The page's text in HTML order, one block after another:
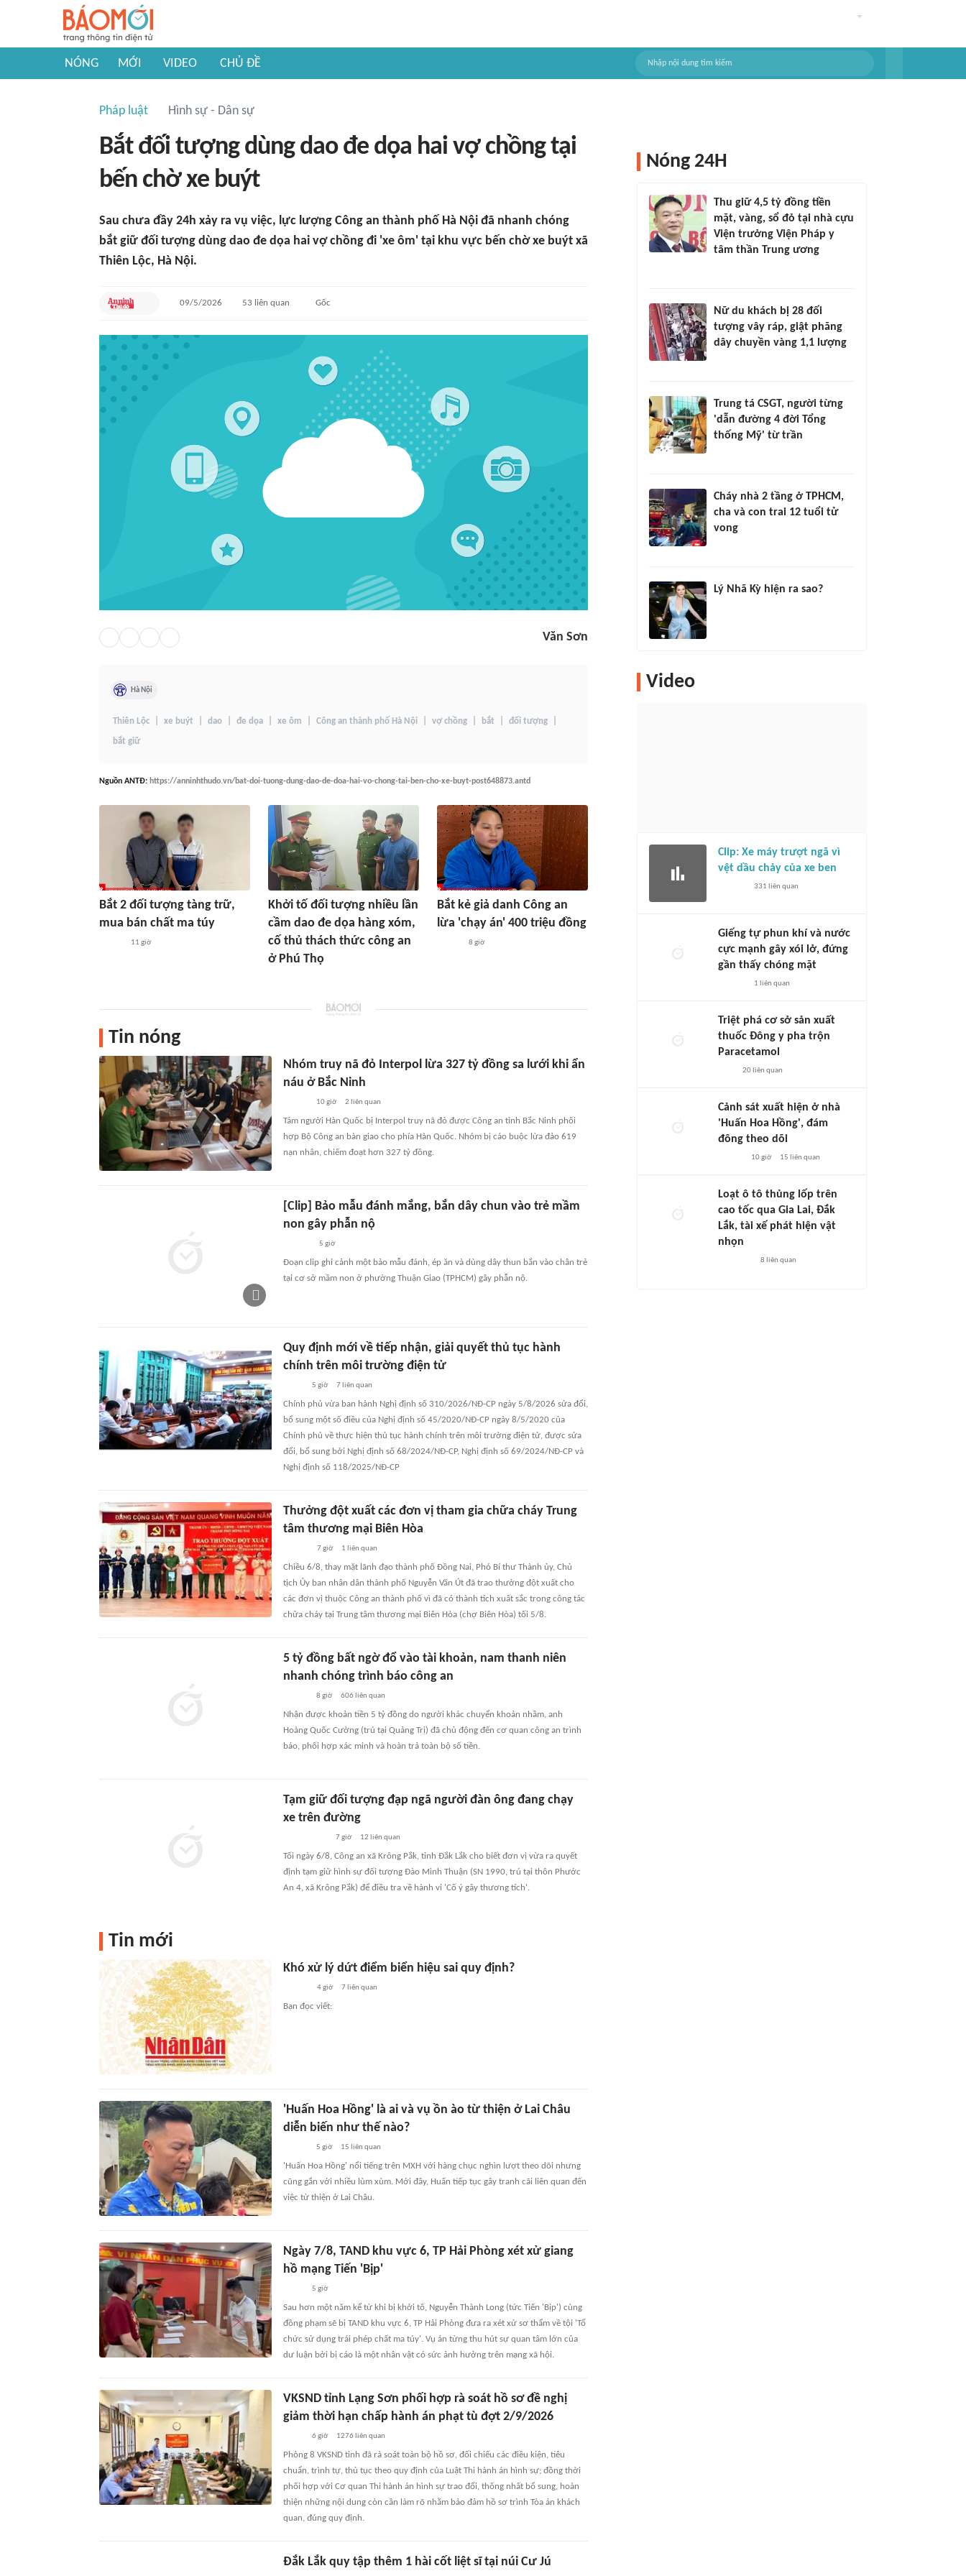
NÓNG MỚI VIDEO CHỦ ĐỀ
Pháp luật Hình sự - Dân sự
Bắt đối tượng dùng dao đe dọa hai vợ chồng tại
bến chờ xe buýt
Sau chưa đầy 24h xảy ra vụ việc, lực lượng Công an thành phố Hà Nội đã nhanh chóng
bắt giữ đối tượng dùng dao đe dọa hai vợ chồng đi 'xe ôm' tại khu vực bến chờ xe buýt xã
Thiên Lộc, Hà Nội.
09/5/2026 53 liên quan Gốc
Văn Sơn
Hà Nội
Thiên Lộc xe buýt dao đe dọa xe ôm Công an thành phố Hà Nội vợ chồng bắt đối tượng
bắt giữ
Nguồn ANTĐ: https://anninhthudo.vn/bat-doi-tuong-dung-dao-de-doa-hai-vo-chong-tai-ben-cho-xe-buyt-post648873.antd
Bắt 2 đối tượng tàng trữ,
mua bán chất ma túy
11 giờ
Khởi tố đối tượng nhiều lần
cầm dao đe dọa hàng xóm,
cố thủ thách thức công an
ở Phú Thọ
Bắt kẻ giả danh Công an
lừa 'chạy án' 400 triệu đồng
8 giờ
Tin nóng
Nhóm truy nã đỏ Interpol lừa 327 tỷ đồng sa lưới khi ẩn
náu ở Bắc Ninh
10 giờ 2 liên quan
Tám người Hàn Quốc bị Interpol truy nã đỏ được Công an tỉnh Bắc Ninh phối
hợp Bộ Công an bàn giao cho phía Hàn Quốc. Nhóm bị cáo buộc lừa đảo 619
nạn nhân, chiếm đoạt hơn 327 tỷ đồng.
[Clip] Bảo mẫu đánh mắng, bắn dây chun vào trẻ mầm
non gây phẫn nộ
5 giờ
Đoạn clip ghi cảnh một bảo mẫu đánh, ép ăn và dùng dây thun bắn vào chân trẻ
tại cơ sở mầm non ở phường Thuận Giao (TPHCM) gây phẫn nộ.
Quy định mới về tiếp nhận, giải quyết thủ tục hành
chính trên môi trường điện tử
5 giờ 7liên quan
Chính phủ vừa ban hành Nghị định số 310/2026/NĐ-CP ngày 5/8/2026 sửa đổi,
bổ sung một số điều của Nghị định số 45/2020/NĐ-CP ngày 8/5/2020 của
Chính phủ về thực hiện thủ tục hành chính trên môi trường điện tử, được sửa
đổi, bổ sung bởi Nghị định số 68/2024/NĐ-CP, Nghị định số 69/2024/NĐ-CP và
Nghị định số 118/2025/NĐ-CP
Thưởng đột xuất các đơn vị tham gia chữa cháy Trung
tâm thương mại Biên Hòa
7 giờ 1 liên quan
Chiều 6/8, thay mặt lãnh đạo thành phố Đồng Nai, Phó Bí thư Thành ủy, Chủ
tịch Ủy ban nhân dân thành phố Nguyễn Văn Út đã trao thưởng đột xuất cho
các đơn vị thuộc Công an thành phố vì đã có thành tích xuất sắc trong công tác
chữa cháy tại Trung tâm thương mại Biên Hòa (chợ Biên Hòa) tối 5/8.
5 tỷ đồng bất ngờ đổ vào tài khoản, nam thanh niên
nhanh chóng trình báo công an
8 giờ 606 liên quan
Nhận được khoản tiền 5 tỷ đồng do người khác chuyển khoản nhầm, anh
Hoàng Quốc Cường (trú tại Quảng Trị) đã chủ động đến cơ quan công an trình
báo, phối hợp xác minh và hoàn trả toàn bộ số tiền.
Tạm giữ đối tượng đạp ngã người đàn ông đang chạy
xe trên đường
7 giờ 12 liên quan
Tối ngày 6/8, Công an xã Krông Pắk, tỉnh Đắk Lắk cho biết đơn vị vừa ra quyết
định tạm giữ hình sự đối tượng Đào Minh Thuận (SN 1990, trú tại thôn Phước
An 4, xã Krông Pắk) để điều tra về hành vi 'Cố ý gây thương tích'.
Tin mới
Khó xử lý dứt điểm biển hiệu sai quy định?
4 giờ 7 liên quan
Bạn đọc viết:
'Huấn Hoa Hồng' là ai và vụ ồn ào từ thiện ở Lai Châu
diễn biến như thế nào?
5 giờ 15 liên quan
'Huấn Hoa Hồng' nổi tiếng trên MXH với hàng chục nghìn lượt theo dõi nhưng
cũng gắn với nhiều lùm xùm. Mới đây, Huấn tiếp tục gây tranh cãi liên quan đến
việc từ thiện ở Lai Châu.
Ngày 7/8, TAND khu vực 6, TP Hải Phòng xét xử giang
hồ mạng Tiến 'Bịp'
5 giờ
Sau hơn một năm kể từ khi bị khởi tố, Nguyễn Thành Long (tức Tiến 'Bịp') cùng
đồng phạm sẽ bị TAND khu vực 6, TP Hải Phòng đưa ra xét xử sơ thẩm về tội 'Tổ
chức sử dụng trái phép chất ma túy'. Vụ án từng thu hút sự quan tâm lớn của
dư luận bởi bị cáo là một nhân vật có sức ảnh hưởng trên mạng xã hội.
VKSND tỉnh Lạng Sơn phối hợp rà soát hồ sơ đề nghị
giảm thời hạn chấp hành án phạt tù đợt 2/9/2026
6 giờ 1276 liên quan
Phòng 8 VKSND tỉnh đã rà soát toàn bộ hồ sơ, đối chiếu các điều kiện, tiêu
chuẩn, trình tự, thủ tục theo quy định của Luật Thi hành án hình sự; đồng thời
phối hợp với Cơ quan Thi hành án hình sự trao đổi, thống nhất bổ sung, hoàn
thiện những nội dung còn cần làm rõ nhằm bảo đảm hồ sơ trình Tòa án khách
quan, đúng quy định.
Đắk Lắk quy tập thêm 1 hài cốt liệt sĩ tại núi Cư Jú
Nóng 24H
Thu giữ 4,5 tỷ đồng tiền
mặt, vàng, sổ đỏ tại nhà cựu
Viện trưởng Viện Pháp y
tâm thần Trung ương
Nữ du khách bị 28 đối
tượng vây ráp, giật phăng
dây chuyền vàng 1,1 lượng
Trung tá CSGT, người từng
'dẫn đường 4 đời Tổng
thống Mỹ' từ trần
Cháy nhà 2 tầng ở TPHCM,
cha và con trai 12 tuổi tử
vong
Lý Nhã Kỳ hiện ra sao?
Video
Clip: Xe máy trượt ngã vì
vệt dầu chảy của xe ben
331 liên quan
Giếng tự phun khí và nước
cực mạnh gây xói lở, đứng
gần thấy chóng mặt
1 liên quan
Triệt phá cơ sở sản xuất
thuốc Đông y pha trộn
Paracetamol
20liên quan
Cảnh sát xuất hiện ở nhà
'Huấn Hoa Hồng', đám
đông theo dõi
10 giờ 15 liên quan
Loạt ô tô thủng lốp trên
cao tốc qua Gia Lai, Đắk
Lắk, tài xế phát hiện vật
nhọn
8 liên quan